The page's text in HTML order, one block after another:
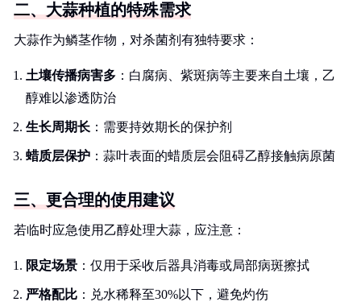
二、大蒜种植的特殊需求
大蒜作为鳞茎作物，对杀菌剂有独特要求：
土壤传播病害多 ：白腐病、紫斑病等主要来自土壤，乙
醇难以渗透防治
生长周期长 ：需要持效期长的保护剂
蜡质层保护 ：蒜叶表面的蜡质层会阻碍乙醇接触病原菌
三、更合理的使用建议
若临时应急使用乙醇处理大蒜，应注意：
限定场景 ：仅用于采收后器具消毒或局部病斑擦拭
严格配比 ：兑水稀释至30%以下，避免灼伤